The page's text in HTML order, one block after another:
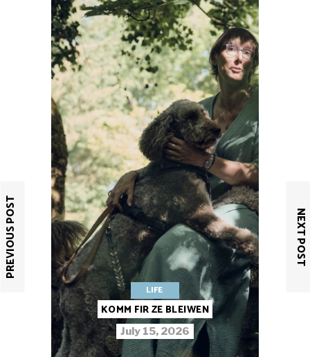
PREVIOUS POST NEXT POST
LIFE
KOMM FIR ZE BLEIWEN
July 15, 2026